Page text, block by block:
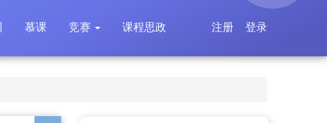
慕课 竞赛 课程思政 登录
注册